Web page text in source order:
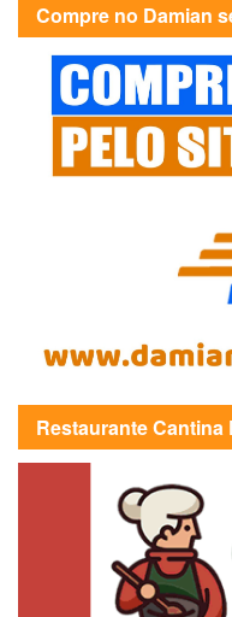
Compre no Damian
Restaurante Cantina